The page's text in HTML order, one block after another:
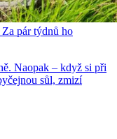
pár týdnů ho
Naopak – když si při
sůl, zmizí